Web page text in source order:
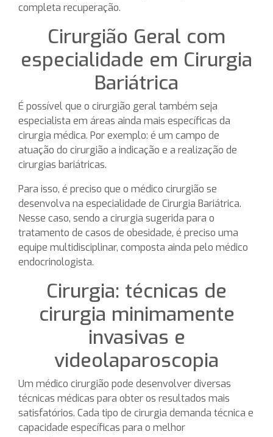
completa recuperação.
Cirurgião Geral com
especialidade em Cirurgia
Bariátrica
É possível que o cirurgião geral também seja
especialista em áreas ainda mais específicas da
cirurgia médica. Por exemplo: é um campo de
atuação do cirurgião a indicação e a realização de
cirurgias bariátricas.
Para isso, é preciso que o médico cirurgião se
desenvolva na especialidade de Cirurgia Bariátrica.
Nesse caso, sendo a cirurgia sugerida para o
tratamento de casos de obesidade, é preciso uma
equipe multidisciplinar, composta ainda pelo médico
endocrinologista.
Cirurgia: técnicas de
cirurgia minimamente
invasivas e
videolaparoscopia
Um médico cirurgião pode desenvolver diversas
técnicas médicas para obter os resultados mais
satisfatórios. Cada tipo de cirurgia demanda técnica e
capacidade específicas para o melhor